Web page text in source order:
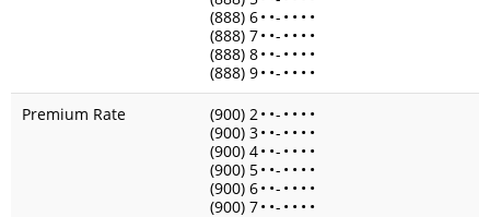
(888) 6• •- • • • •
(888) 7• •- • • • •
(888) 8• •- • • • •
(888) 9• •- • • • •
Premium Rate
(900) 2• •- • • • •
(900) 3• •- • • • •
(900) 4• •- • • • •
(900) 5• •- • • • •
(900) 6• •- • • • •
(900) 7• •- • • • •